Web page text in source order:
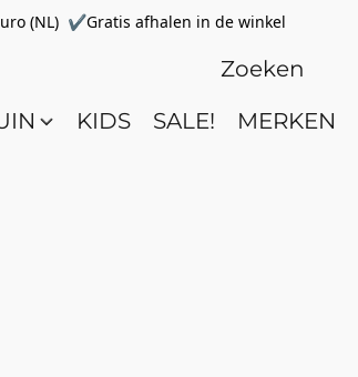
(NL) ✔Gratis afhalen in de winkel
KIDS SALE! MERKEN